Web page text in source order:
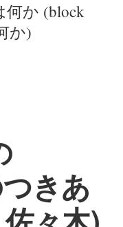
何か (block
か)
きあ